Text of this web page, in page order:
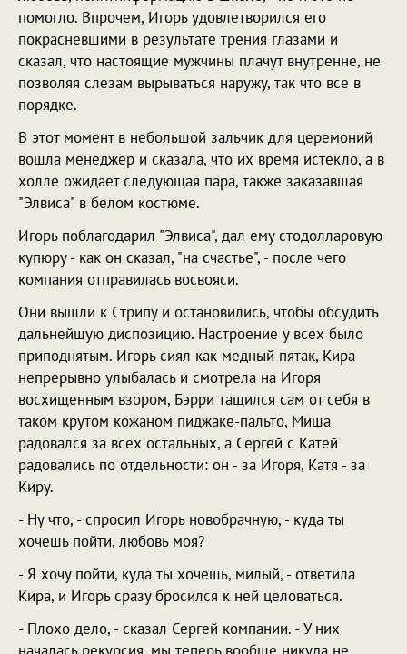
помогло. Впрочем, Игорь удовлетворился его
покрасневшими в результате трения глазами и
сказал, что настоящие мужчины плачут внутренне, не
позволяя слезам вырываться наружу, так что все в
порядке.
В этот момент в небольшой зальчик для церемоний
вошла менеджер и сказала, что их время истекло, а в
холле ожидает следующая пара, также заказавшая
"Элвиса" в белом костюме.
Игорь поблагодарил "Элвиса", дал ему стодолларовую
купюру - как он сказал, "на счастье", - после чего
компания отправилась восвояси.
Они вышли к Стрипу и остановились, чтобы обсудить
дальнейшую диспозицию. Настроение у всех было
приподнятым. Игорь сиял как медный пятак, Кира
непрерывно улыбалась и смотрела на Игоря
восхищенным взором, Бэрри тащился сам от себя в
таком крутом кожаном пиджаке-пальто, Миша
радовался за всех остальных, а Сергей с Катей
радовались по отдельности: он - за Игоря, Катя - за
Киру.
- Ну что, - спросил Игорь новобрачную, - куда ты
хочешь пойти, любовь моя?
- Я хочу пойти, куда ты хочешь, милый, - ответила
Кира, и Игорь сразу бросился к ней целоваться.
- Плохо дело, - сказал Сергей компании. - У них